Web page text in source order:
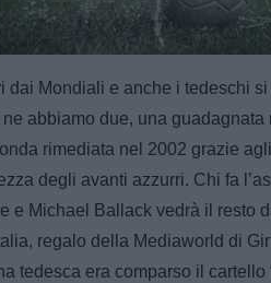
Unmute
Loaded
100.00%
dai Mondiali e anche i tedeschi
abbiamo due, una guadagnata
rimediata nel 2002 grazie
degli avanti azzurri. Chi fa
e Michael Ballack vedrà il resto
regalo della Mediaworld di
tedesca era comparso il cartello